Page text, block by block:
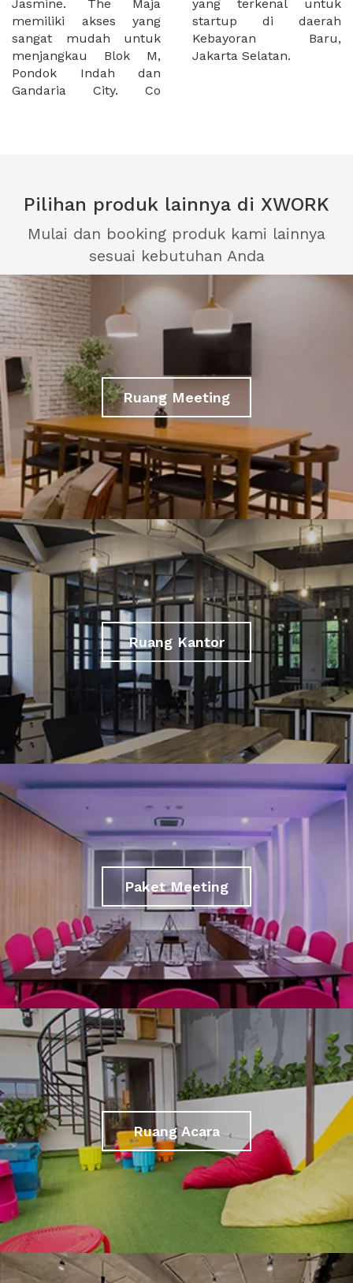
Jasmine. The Maja
memiliki akses yang
sangat mudah untuk
menjangkau Blok M,
Pondok Indah dan
Gandaria City. Co
yang terkenal untuk
startup di daerah
Kebayoran Baru,
Jakarta Selatan.
Pilihan produk lainnya di XWORK
Mulai dan booking produk kami lainnya
sesuai kebutuhan Anda
Ruang Meeting
Ruang Kantor
Paket Meeting
Ruang Acara